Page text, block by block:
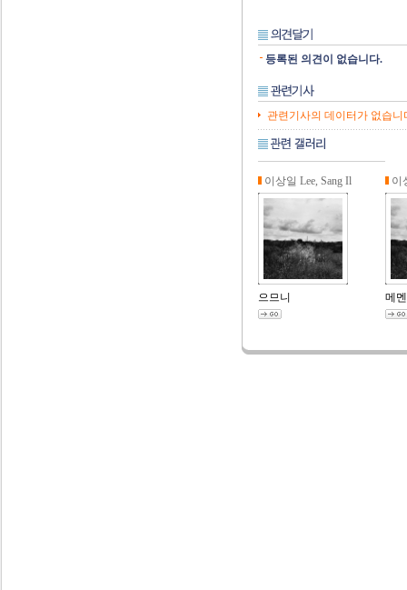
등록된 의견이 없습니다.
관련기사의 데이터가 없습니
이상일 Lee, Sang Il
으므니
이
메